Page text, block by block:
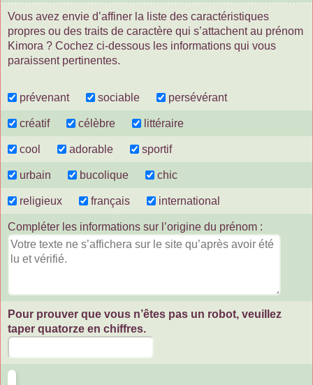
Vous avez envie d’affiner la liste des caractéristiques
propres ou des traits de caractère qui s’attachent au prénom
Kimora ? Cochez ci-dessous les informations qui vous
paraissent pertinentes.
prévenant sociable persévérant
créatif célèbre littéraire
cool adorable sportif
urbain bucolique chic
religieux français international
Compléter les informations sur l’origine du prénom :
Pour prouver que vous n’êtes pas un robot, veuillez
taper quatorze en chiffres.